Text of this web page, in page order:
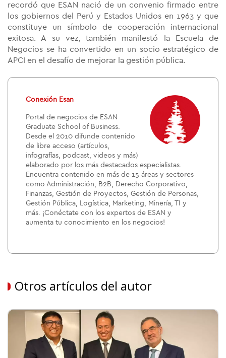
recordó que ESAN nació de un convenio firmado entre
los gobiernos del Perú y Estados Unidos en 1963 y que
constituye un símbolo de cooperación internacional
exitosa. A su vez, también manifestó la Escuela de
Negocios se ha convertido en un socio estratégico de
APCI en el desafío de mejorar la gestión pública.
Conexión Esan
Portal de negocios de ESAN
Graduate School of Business.
Desde el 2010 difunde contenido
de libre acceso (artículos,
infografías, podcast, videos y más)
elaborado por los más destacados especialistas.
Encuentra contenido en más de 15 áreas y sectores
como Administración, B2B, Derecho Corporativo,
Finanzas, Gestión de Proyectos, Gestión de Personas,
Gestión Pública, Logística, Marketing, Minería, TI y
más. ¡Conéctate con los expertos de ESAN y
aumenta tu conocimiento en los negocios!
Otros artículos del autor